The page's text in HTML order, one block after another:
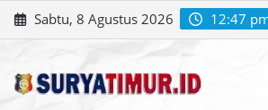
Skip
to
Sabtu, 8 Agustus 2026 12:47